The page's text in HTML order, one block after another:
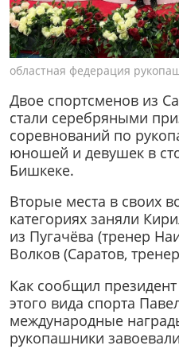
областная федерация
Двое спортсменов из
стали серебряными
соревнований по
юношей и девушек в
Бишкеке.
Вторые места в своих
категориях заняли
из Пугачёва (тренер
Волков (Саратов,
Как сообщил
этого вида спорта
международные
рукопашники